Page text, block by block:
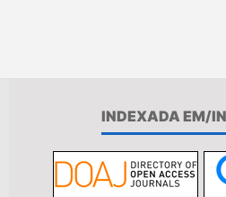
INDEXADA EM/